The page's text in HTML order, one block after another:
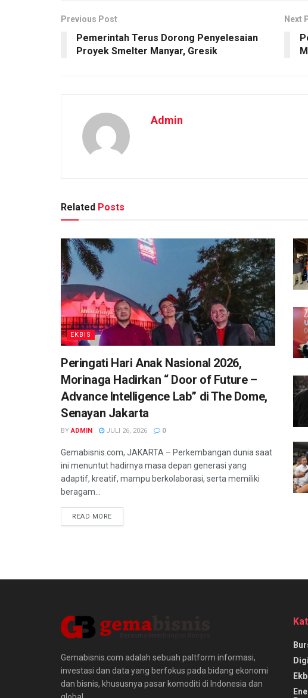
Previous Post
Pemerintah Terus Dorong Penyelesaian
Proyek Smelter Manyar, Gresik
Next
Admin
Related Posts
EKBIS
Peringati Hari Anak Nasional 2026,
Morinaga Hadirkan “ Door of Future –
Advance Intelligence Lab” di The Dome,
Senayan Jakarta
BY ADMIN JULI 26, 2026 0
Gemabisnis.com, JAKARTA – Perkembangan dunia saat
ini menuntut hadirnya masa depan generasi yang
adaptif, kreatif, mampu berkolaborasi, serta memiliki
beragam...
READ MORE
Gemabisnis.com adalah sebuah paltform informasi,
investasi dan data yang berfokus pada bidang ekonomi
dan bisnis, khususnya pasar komoditi di Indonesia dan